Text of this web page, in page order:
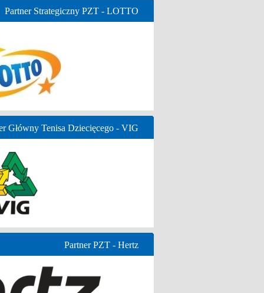
Partner Strategiczny PZT - LOTTO
Główny Tenisa Dziecięcego - VIG
Partner PZT - Hertz